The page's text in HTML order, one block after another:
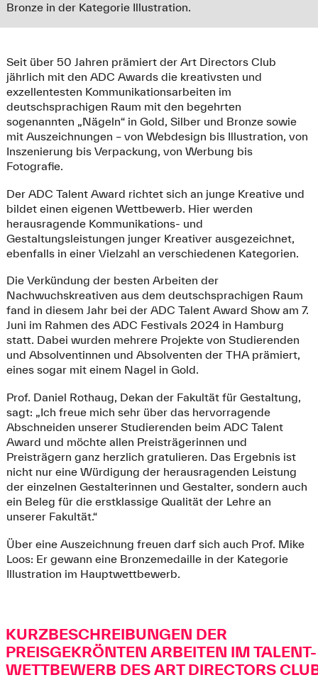
Bronze in der Kategorie Illustration.
Seit über 50 Jahren prämiert der Art Directors Club
jährlich mit den ADC Awards die kreativsten und
exzellentesten Kommunikationsarbeiten im
deutschsprachigen Raum mit den begehrten
sogenannten „Nägeln“ in Gold, Silber und Bronze sowie
mit Auszeichnungen – von Webdesign bis Illustration, von
Inszenierung bis Verpackung, von Werbung bis
Fotografie.
Der ADC Talent Award richtet sich an junge Kreative und
bildet einen eigenen Wettbewerb. Hier werden
herausragende Kommunikations- und
Gestaltungsleistungen junger Kreativer ausgezeichnet,
ebenfalls in einer Vielzahl an verschiedenen Kategorien.
Die Verkündung der besten Arbeiten der
Nachwuchskreativen aus dem deutschsprachigen Raum
fand in diesem Jahr bei der ADC Talent Award Show am 7.
Juni im Rahmen des ADC Festivals 2024 in Hamburg
statt. Dabei wurden mehrere Projekte von Studierenden
und Absolventinnen und Absolventen der THA prämiert,
eines sogar mit einem Nagel in Gold.
Prof. Daniel Rothaug, Dekan der Fakultät für Gestaltung,
sagt: „Ich freue mich sehr über das hervorragende
Abschneiden unserer Studierenden beim ADC Talent
Award und möchte allen Preisträgerinnen und
Preisträgern ganz herzlich gratulieren. Das Ergebnis ist
nicht nur eine Würdigung der herausragenden Leistung
der einzelnen Gestalterinnen und Gestalter, sondern auch
ein Beleg für die erstklassige Qualität der Lehre an
unserer Fakultät.“
Über eine Auszeichnung freuen darf sich auch Prof. Mike
Loos: Er gewann eine Bronzemedaille in der Kategorie
Illustration im Hauptwettbewerb.
KURZBESCHREIBUNGEN DER
PREISGEKRÖNTEN ARBEITEN IM TALENT-
WETTBEWERB DES ART DIRECTORS